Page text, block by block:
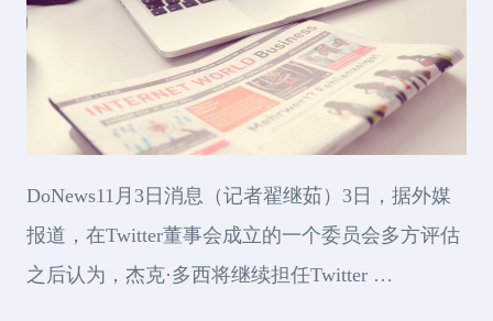
DoNews11月3日消息（记者翟继茹）3日，据外媒
报道，在Twitter董事会成立的一个委员会多方评估
之后认为，杰克·多西将继续担任Twitter …